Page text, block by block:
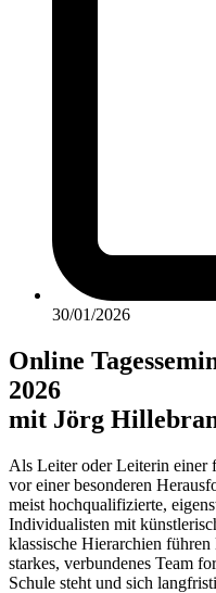
30/01/2026
Online
2026
mit Jörg
Als Leiter oder Leiterin einer
vor einer besonderen
meist hochqualifizierte,
Individualisten mit
klassische Hierarchien
starkes, verbundenes Team
Schule steht und sich